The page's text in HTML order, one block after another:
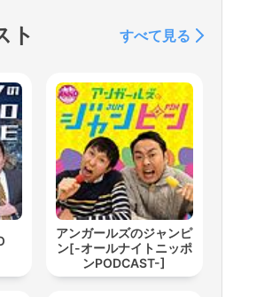
ト すべて見る
アンガールズのジャンピ
ン[-オールナイトニッポ
ンPODCAST-]